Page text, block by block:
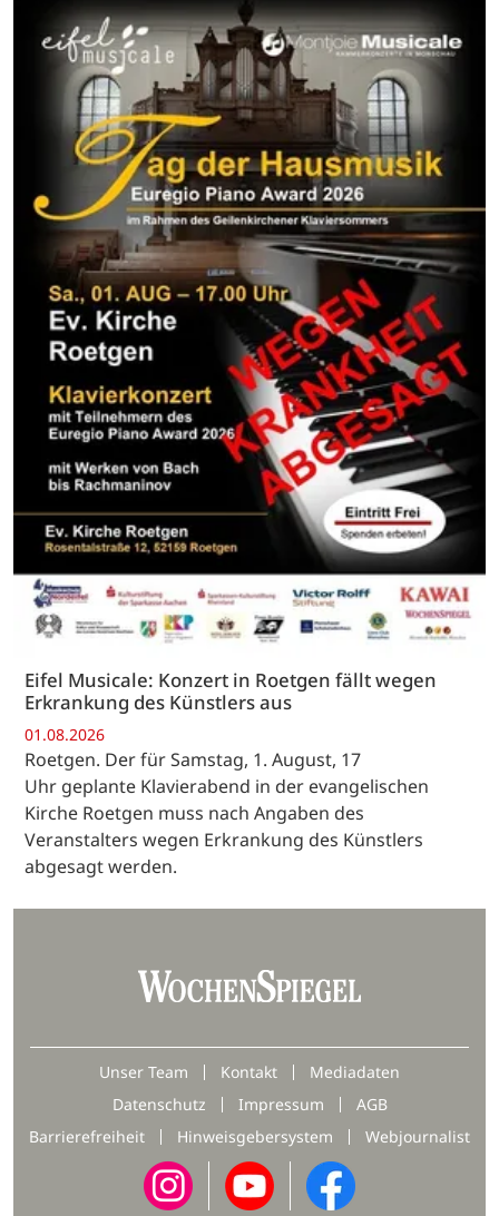
Eifel Musicale: Konzert in Roetgen fällt wegen
Erkrankung des Künstlers aus
01.08.2026
Roetgen. Der für Samstag, 1. August, 17
Uhr geplante Klavierabend in der evangelischen
Kirche Roetgen muss nach Angaben des
Veranstalters wegen Erkrankung des Künstlers
abgesagt werden.
Unser Team Kontakt
Mediadaten
Datenschutz
Impressum
AGB
Barrierefreiheit
Hinweisgebersystem Webjournalist